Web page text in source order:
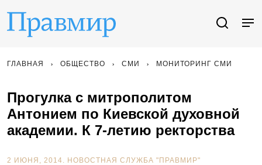
ГЛАВНАЯ ОБЩЕСТВО СМИ МОНИТОРИНГ СМИ
Прогулка с митрополитом
Антонием по Киевской духовной
академии. К 7-летию ректорства
2 ИЮНЯ, 2014. НОВОСТНАЯ СЛУЖБА "ПРАВМИР"